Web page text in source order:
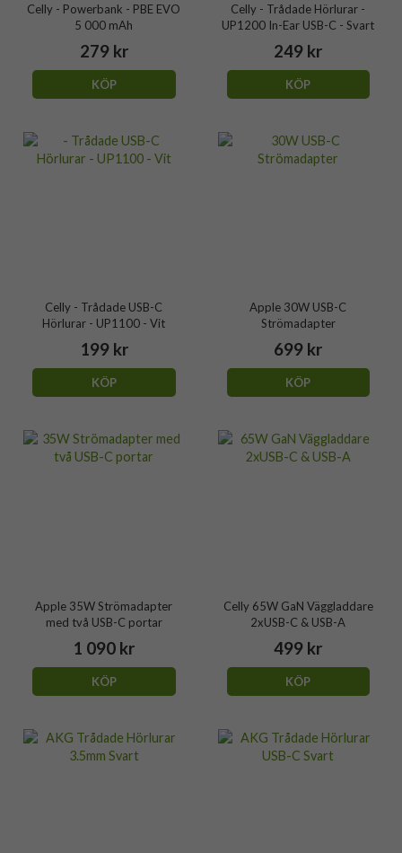
Celly - Powerbank - PBE EVO
5 000 mAh
279 kr
KÖP
Celly - Trådade Hörlurar -
UP1200 In-Ear USB-C - Svart
249 kr
KÖP
Celly - Trådade USB-C
Hörlurar - UP1100 - Vit
199 kr
KÖP
Apple 30W USB-C
Strömadapter
699 kr
KÖP
Apple 35W Strömadapter
med två USB-C portar
1 090 kr
KÖP
Celly 65W GaN Väggladdare
2xUSB-C & USB-A
499 kr
KÖP